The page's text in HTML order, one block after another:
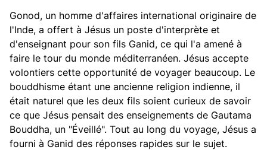
Gonod, un homme d'affaires international originaire de
l'Inde, a offert à Jésus un poste d'interprète et
d'enseignant pour son fils Ganid, ce qui l'a amené à
faire le tour du monde méditerranéen. Jésus accepte
volontiers cette opportunité de voyager beaucoup. Le
bouddhisme étant une ancienne religion indienne, il
était naturel que les deux fils soient curieux de savoir
ce que Jésus pensait des enseignements de Gautama
Bouddha, un "Éveillé". Tout au long du voyage, Jésus a
fourni à Ganid des réponses rapides sur le sujet.